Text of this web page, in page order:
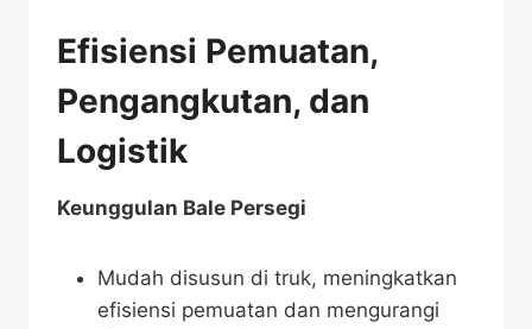
Efisiensi Pemuatan,
Pengangkutan, dan
Logistik
Keunggulan Bale Persegi
Mudah disusun di truk, meningkatkan
efisiensi pemuatan dan mengurangi